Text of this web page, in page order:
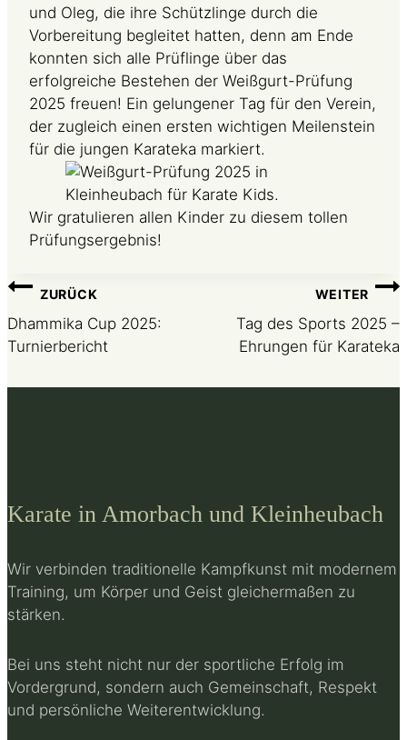
und Oleg, die ihre Schützlinge durch die
Vorbereitung begleitet hatten, denn am Ende
konnten sich alle Prüflinge über das
erfolgreiche Bestehen der Weißgurt-Prüfung
2025 freuen! Ein gelungener Tag für den Verein,
der zugleich einen ersten wichtigen Meilenstein
für die jungen Karateka markiert.
Wir gratulieren allen Kinder zu diesem tollen
Prüfungsergebnis!
Beitragsnavigation
ZURÜCK
Dhammika Cup 2025:
Turnierbericht
WEITER
Tag des Sports 2025 –
Ehrungen für Karateka
Karate in Amorbach und Kleinheubach
Wir verbinden traditionelle Kampfkunst mit modernem
Training, um Körper und Geist gleichermaßen zu
stärken.
Bei uns steht nicht nur der sportliche Erfolg im
Vordergrund, sondern auch Gemeinschaft, Respekt
und persönliche Weiterentwicklung.